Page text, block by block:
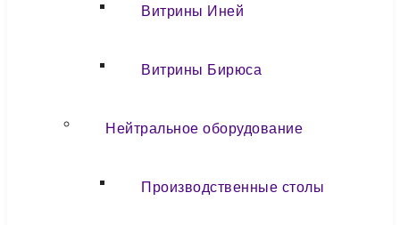
Витрины Иней
Витрины Бирюса
Нейтральное оборудование
Производственные столы